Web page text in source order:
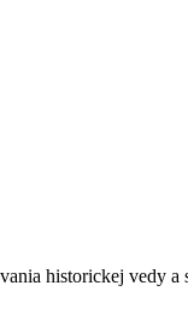
historickej vedy